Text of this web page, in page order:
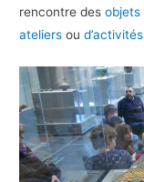
rencontre desobjets
ateliers ou